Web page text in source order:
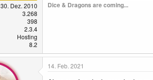
30. Dez. 2010
3.268
398
2.3.4
Hosting
8.2
Dice & Dragons are coming...
14. Feb. 2021